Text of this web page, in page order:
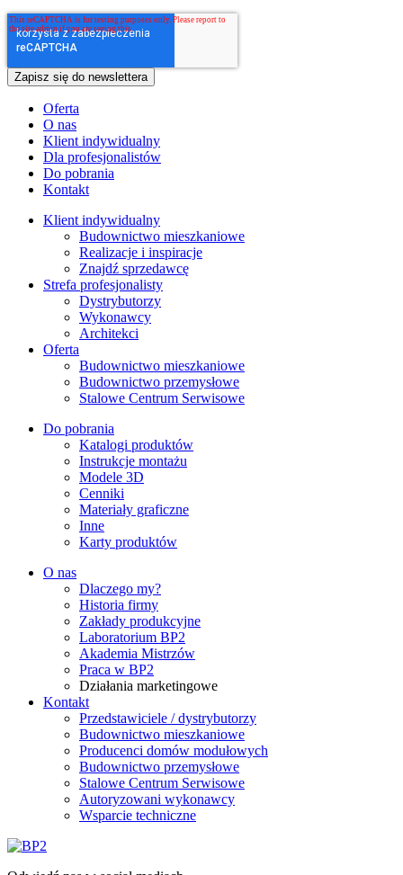
Oferta
O nas
Klient indywidualny
Dla profesjonalistów
Do pobrania
Kontakt
Klient indywidualny
Budownictwo mieszkaniowe
Realizacje i inspiracje
Znajdź sprzedawcę
Strefa profesjonalisty
Dystrybutorzy
Wykonawcy
Architekci
Oferta
Budownictwo mieszkaniowe
Budownictwo przemysłowe
Stalowe Centrum Serwisowe
Do pobrania
Katalogi produktów
Instrukcje montażu
Modele 3D
Cenniki
Materiały graficzne
Inne
Karty produktów
O nas
Dlaczego my?
Historia firmy
Zakłady produkcyjne
Laboratorium BP2
Akademia Mistrzów
Praca w BP2
Działania marketingowe
Kontakt
Przedstawiciele / dystrybutorzy
Budownictwo mieszkaniowe
Producenci domów modułowych
Budownictwo przemysłowe
Stalowe Centrum Serwisowe
Autoryzowani wykonawcy
Wsparcie techniczne